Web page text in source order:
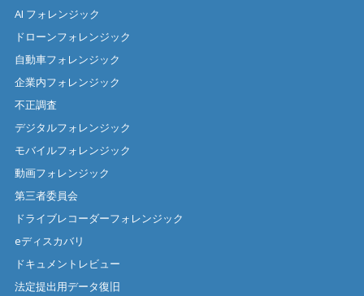
AI フォレンジック
ドローンフォレンジック
自動車フォレンジック
企業内フォレンジック
不正調査
デジタルフォレンジック
モバイルフォレンジック
動画フォレンジック
第三者委員会
ドライブレコーダーフォレンジック
eディスカバリ
ドキュメントレビュー
法定提出用データ復旧